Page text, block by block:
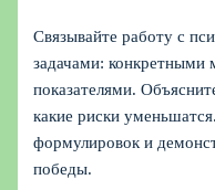
Связывайте работу с
задачами: конкретными
показателями.
какие риски
формулировок и
победы.